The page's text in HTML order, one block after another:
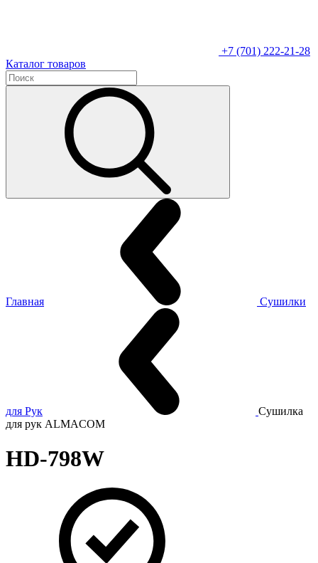
+7 (701) 222-21-28
Каталог товаров
Главная Сушилки
для Рук
Сушилка
для рук ALMACOM
HD-798W